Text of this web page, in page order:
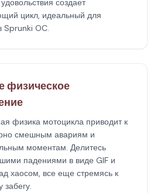
создает
цикл, идеальный для
Sprunki OC.
физическое
физика мотоцикла приводит к
смешным авариям и
моментам. Делитесь
падениями в виде GIF и
хаосом, все еще стремясь к
забегу.